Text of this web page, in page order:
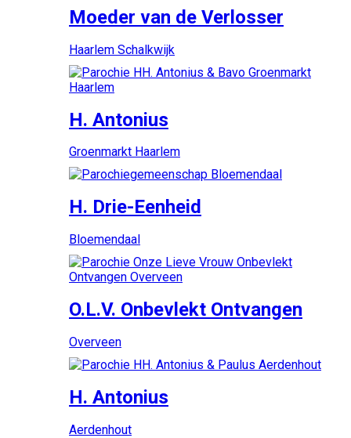
Moeder van de Verlosser
Haarlem Schalkwijk
H. Antonius
Groenmarkt Haarlem
H. Drie-Eenheid
Bloemendaal
O.L.V. Onbevlekt Ontvangen
Overveen
H. Antonius
Aerdenhout